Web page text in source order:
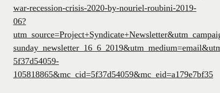
war-recession-crisis-2020-by-nouriel-roubini-2019-
06?
5f37d54059-
105818865&mc_cid=5f37d54059&mc_eid=a179e7bf35